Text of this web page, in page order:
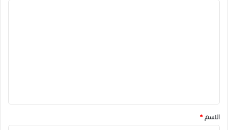
*
الاسم*